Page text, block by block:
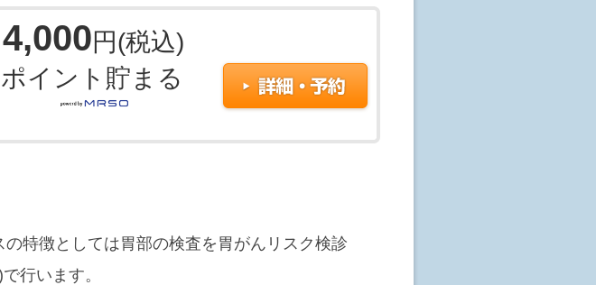
それぞれのがんについて、現在がんである確率を
数値(AICS値)で報告いたします。
向は数値が高いほど、がんである確率が高くなり
クB」「ランクC」に分類され、がんであるリス
の、がんであるリスク(確率)はどのくらいなので
4,000円(税込)
ポイント貯まる
の特徴としては胃部の検査を胃がんリスク検診
行います。